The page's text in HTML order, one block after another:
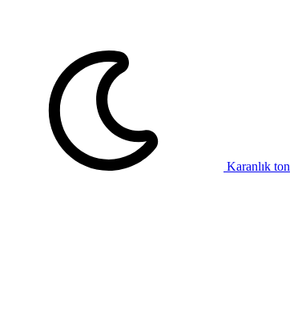
Karanlık ton